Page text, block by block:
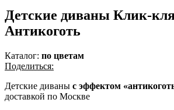
Детские диваны Клик-
Антикоготь
Каталог: по цветам
Поделиться:
Детские диваны с эффектом
доставкой по Москве